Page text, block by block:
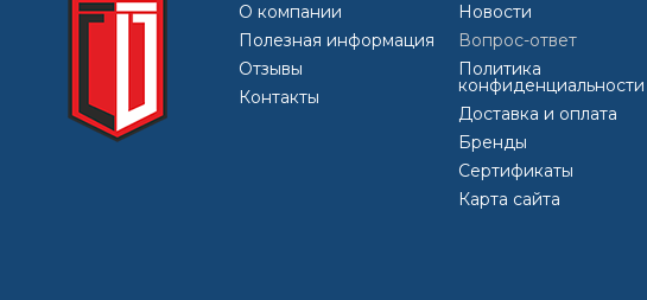
О компании
Полезная информация
Отзывы
Контакты
Новости
Вопрос-ответ
Политика
конфиденциальности
Доставка и оплата
Бренды
Сертификаты
Карта сайта